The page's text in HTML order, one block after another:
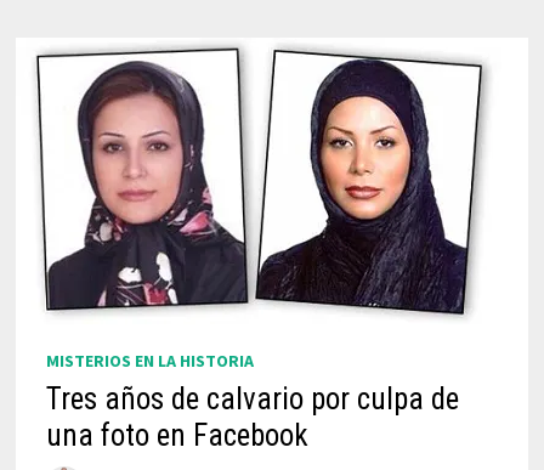
MISTERIOS EN LA HISTORIA
Tres años de calvario por culpa de
una foto en Facebook